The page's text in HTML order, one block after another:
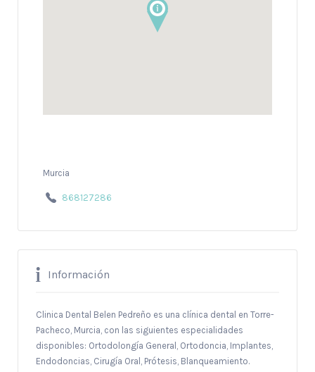
Murcia
868127286
Información
Clinica Dental Belen Pedreño es una clínica dental en Torre-
Pacheco, Murcia, con las siguientes especialidades
disponibles: Ortodolongía General, Ortodoncia, Implantes,
Endodoncias, Cirugía Oral, Prótesis, Blanqueamiento.